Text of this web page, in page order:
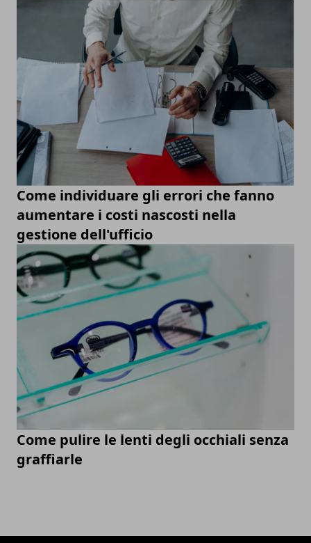
Come individuare gli errori che fanno
aumentare i costi nascosti nella
gestione dell'ufficio
Come pulire le lenti degli occhiali senza
graffiarle